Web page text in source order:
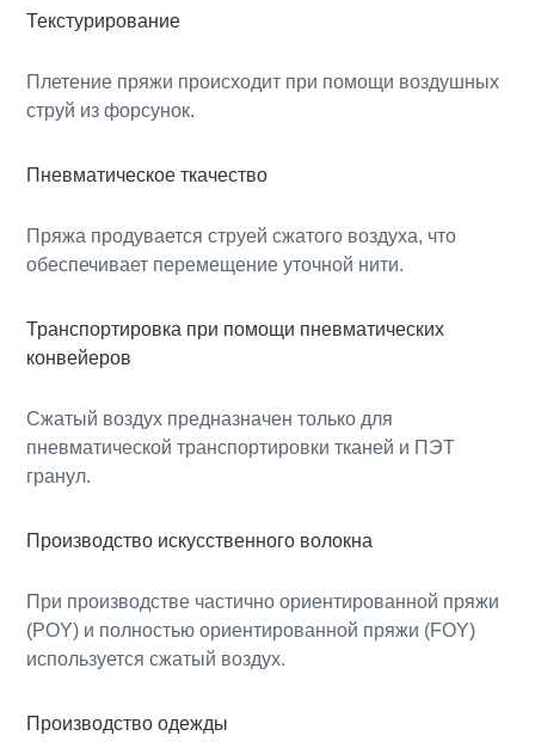
Текстурирование
Плетение пряжи происходит при помощи воздушных
струй из форсунок.
Пневматическое ткачество
Пряжа продувается струей сжатого воздуха, что
обеспечивает перемещение уточной нити.
Транспортировка при помощи пневматических
конвейеров
Сжатый воздух предназначен только для
пневматической транспортировки тканей и ПЭТ
гранул.
Производство искусственного волокна
При производстве частично ориентированной пряжи
(POY) и полностью ориентированной пряжи (FOY)
используется сжатый воздух.
Производство одежды